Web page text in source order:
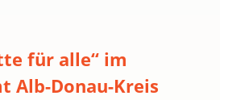
für alle“ im
Alb-Donau-Kreis